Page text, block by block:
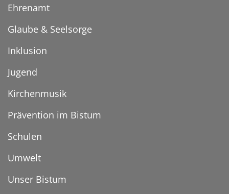
Ehrenamt
Glaube & Seelsorge
Inklusion
Jugend
Kirchenmusik
Prävention im Bistum
Schulen
Umwelt
Unser Bistum